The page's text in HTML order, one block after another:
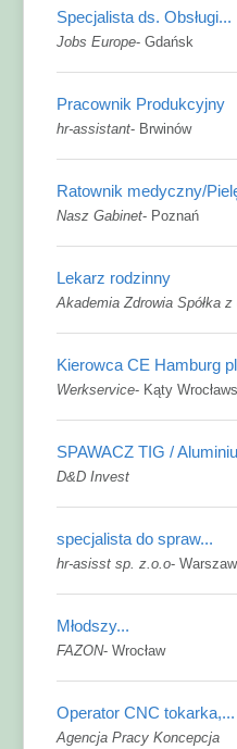
Specjalista ds. Obsługi...
Jobs Europe-Gdańsk
Pracownik Produkcyjny
hr-assistant- Brwinów
Ratownik medyczny/
Nasz Gabinet- Poznań
Lekarz rodzinny
Akademia Zdrowia Spółka
Kierowca CE Hamburg
Werkservice- Kąty
SPAWACZ TIG /
D&D Invest
specjalista do spraw...
hr-asisst sp. z.o.o-
Młodszy...
FAZON-Wrocław
Operator CNC tokarka,...
Agencja Pracy Koncepcja